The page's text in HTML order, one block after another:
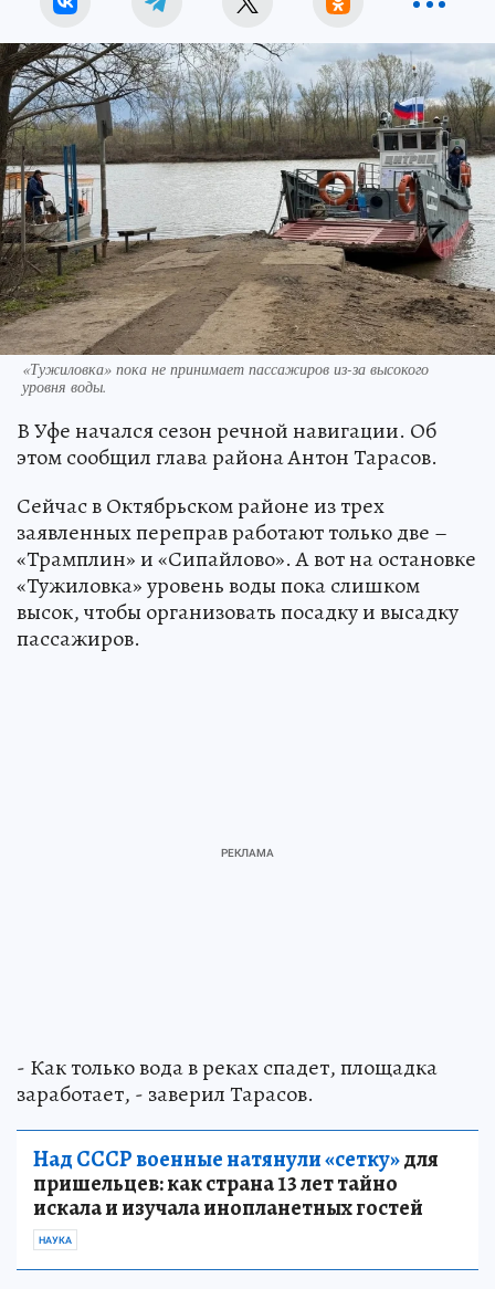
«Тужиловка» пока не принимает пассажиров из-за высокого
уровня воды.
В Уфе начался сезон речной навигации. Об
этом сообщил глава района Антон Тарасов.
Сейчас в Октябрьском районе из трех
заявленных переправ работают только две –
«Трамплин» и «Сипайлово». А вот на остановке
«Тужиловка» уровень воды пока слишком
высок, чтобы организовать посадку и высадку
пассажиров.
- Как только вода в реках спадет, площадка
заработает, - заверил Тарасов.
Над СССР военные натянули «сетку»для
пришельцев: как страна 13 лет тайно
искала и изучала инопланетных гостей
НАУКА